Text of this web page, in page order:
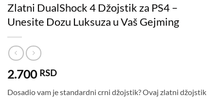
Zlatni DualShock 4 Džojstik za PS4 –
Unesite Dozu Luksuza u Vaš Gejming
2.700 RSD
Dosadio vam je standardni crni džojstik? Ovaj zlatni džojstik